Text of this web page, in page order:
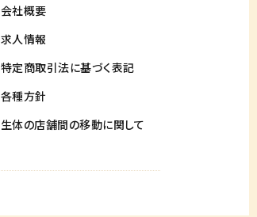
会社概要
求人情報
特定商取引法に基づく表記
各種方針
生体の店舗間の移動に関して